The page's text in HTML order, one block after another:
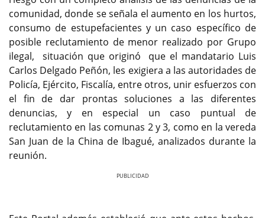
comunidad, donde se señala el aumento en los hurtos,
consumo de estupefacientes y un caso específico de
posible reclutamiento de menor realizado por Grupo
ilegal, situación que originó que el mandatario Luis
Carlos Delgado Peñón, les exigiera a las autoridades de
Policía, Ejército, Fiscalía, entre otros, unir esfuerzos con
el fin de dar prontas soluciones a las diferentes
denuncias, y en especial un caso puntual de
reclutamiento en las comunas 2 y 3, como en la vereda
San Juan de la China de Ibagué, analizados durante la
reunión.